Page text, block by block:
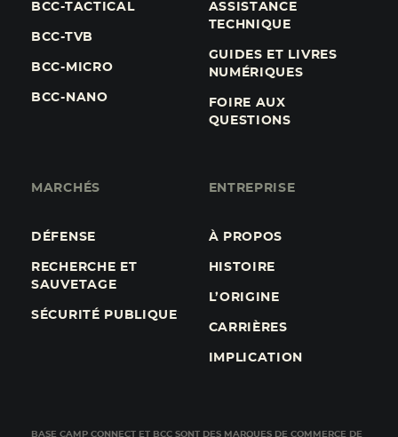
BCC-TACTICAL
BCC-TVB
BCC-MICRO
BCC-NANO
ASSISTANCE
TECHNIQUE
GUIDES ET LIVRES
NUMÉRIQUES
FOIRE AUX
QUESTIONS
MARCHÉS
DÉFENSE
RECHERCHE ET
SAUVETAGE
SÉCURITÉ PUBLIQUE
ENTREPRISE
À PROPOS
HISTOIRE
L’ORIGINE
CARRIÈRES
IMPLICATION
BASE CAMP CONNECT ET BCC SONT DES MARQUES DE COMMERCE DE